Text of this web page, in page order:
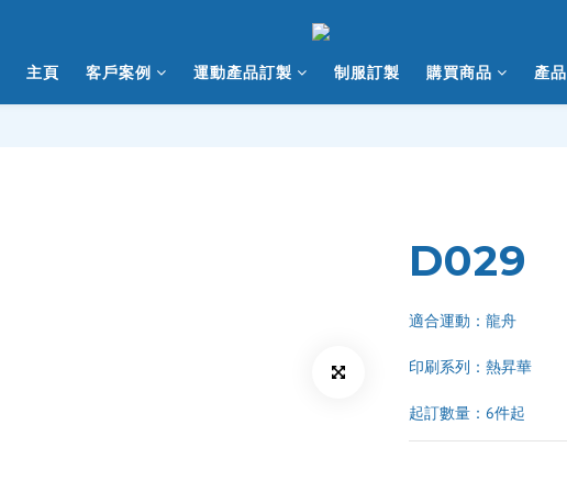
主頁 客戶案例 運動產品訂製 制服訂製 購買商品 產
D029
適合運動：龍舟
印刷系列：熱昇華
起訂數量：6件起